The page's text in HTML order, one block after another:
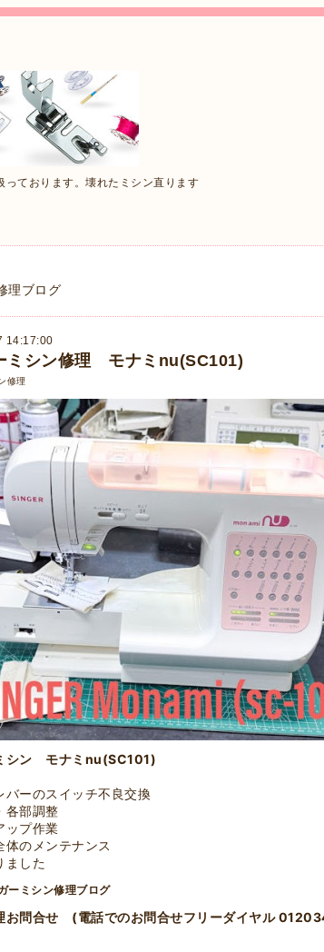
ております。壊れたミシン直ります
理ブログ
14:17:00
ミシン修理 モナミnu(SC101)
修理
シン モナミnu(SC101)
バーのスイッチ不良交換
各部調整
ップ作業
体のメンテナンス
ました
ーミシン修理ブログ
お問合せ (電話でのお問合せフリーダイヤル